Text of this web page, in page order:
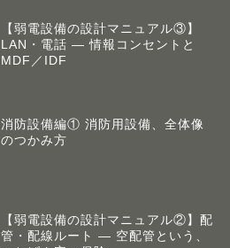
【弱電設備の設計マニュアル③】
LAN・電話 ― 情報コンセントと
MDF／IDF
消防設備編① 消防用設備、全体像
のつかみ方
【弱電設備の設計マニュアル②】配
管・配線ルート ― 空配管という、